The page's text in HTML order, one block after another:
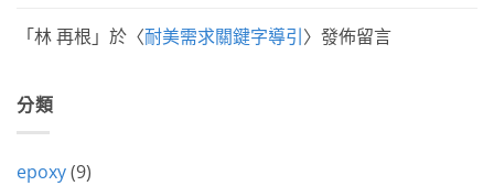
「林 再根」於〈耐美需求關鍵字導引〉發佈留言
分類
epoxy(9)